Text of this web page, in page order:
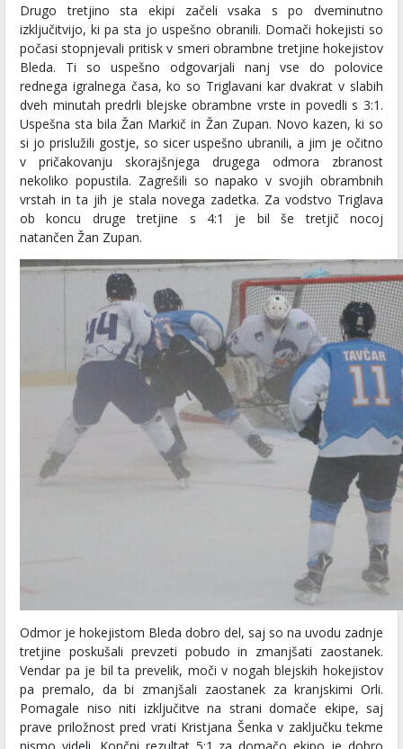
Drugo tretjino sta ekipi začeli vsaka s po dveminutno
izključitvijo, ki pa sta jo uspešno obranili. Domači hokejisti so
počasi stopnjevali pritisk v smeri obrambne tretjine hokejistov
Bleda. Ti so uspešno odgovarjali nanj vse do polovice
rednega igralnega časa, ko so Triglavani kar dvakrat v slabih
dveh minutah predrli blejske obrambne vrste in povedli s 3:1.
Uspešna sta bila Žan Markič in Žan Zupan. Novo kazen, ki so
si jo prislužili gostje, so sicer uspešno ubranili, a jim je očitno
v pričakovanju skorajšnjega drugega odmora zbranost
nekoliko popustila. Zagrešili so napako v svojih obrambnih
vrstah in ta jih je stala novega zadetka. Za vodstvo Triglava
ob koncu druge tretjine s 4:1 je bil še tretjič nocoj
natančen Žan Zupan.
Odmor je hokejistom Bleda dobro del, saj so na uvodu zadnje
tretjine poskušali prevzeti pobudo in zmanjšati zaostanek.
Vendar pa je bil ta prevelik, moči v nogah blejskih hokejistov
pa premalo, da bi zmanjšali zaostanek za kranjskimi Orli.
Pomagale niso niti izključitve na strani domače ekipe, saj
prave priložnost pred vrati Kristjana Šenka v zaključku tekme
nismo videli. Končni rezultat 5:1 za domačo ekipo je dobro